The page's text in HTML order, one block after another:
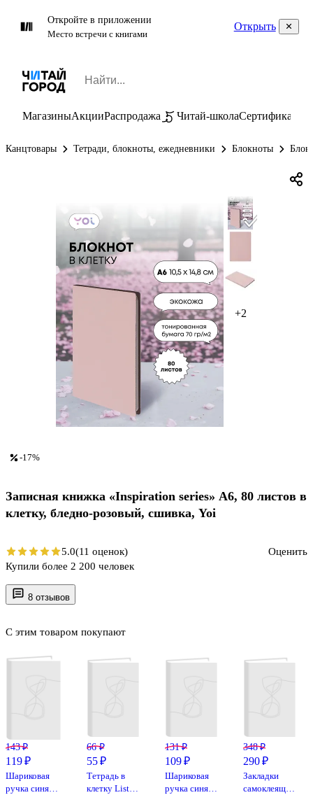
Откройте в приложении
Место встречи с книгами
Открыть
МагазиныАкцииРаспродажа Читай-школаСертификаты
Канцтовары Тетради, блокноты, ежедневники Блокноты
+2
8 отзывов
С этим товаром покупают
143 ₽
119 ₽
Шариковая
ручка синяя
66 ₽
55 ₽
Тетрадь в
клетку Listoff
131 ₽
109 ₽
Шариковая
ручка синяя
348 ₽
290 ₽
Закладки
самоклеящиеся
-17%
Записная книжка «Inspiration series» А6, 80 листов в
клетку, бледно-розовый, сшивка, Yoi
5.0(11 оценок)
Оценить
Купили более 2 200 человек